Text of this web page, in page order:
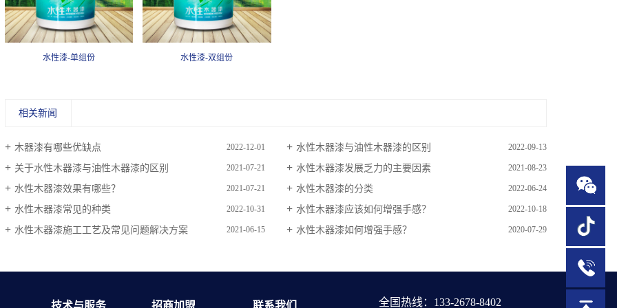
水性漆-单组份 水性漆-双组份
相关新闻
木器漆有哪些优缺点 2022-12-01 水性木器漆与油性木器漆的区别 2022-09-13
关于水性木器漆与油性木器漆的区别 2021-07-21 水性木器漆发展乏力的主要因素 2021-08-23
水性木器漆效果有哪些？ 2021-07-21 水性木器漆的分类 2022-06-24
水性木器漆常见的种类 2022-10-31 水性木器漆应该如何增强手感？ 2022-10-18
水性木器漆施工工艺及常见问题解决方案 2021-06-15 水性木器漆如何增强手感？ 2020-07-29
全国热线：133-2678-8402